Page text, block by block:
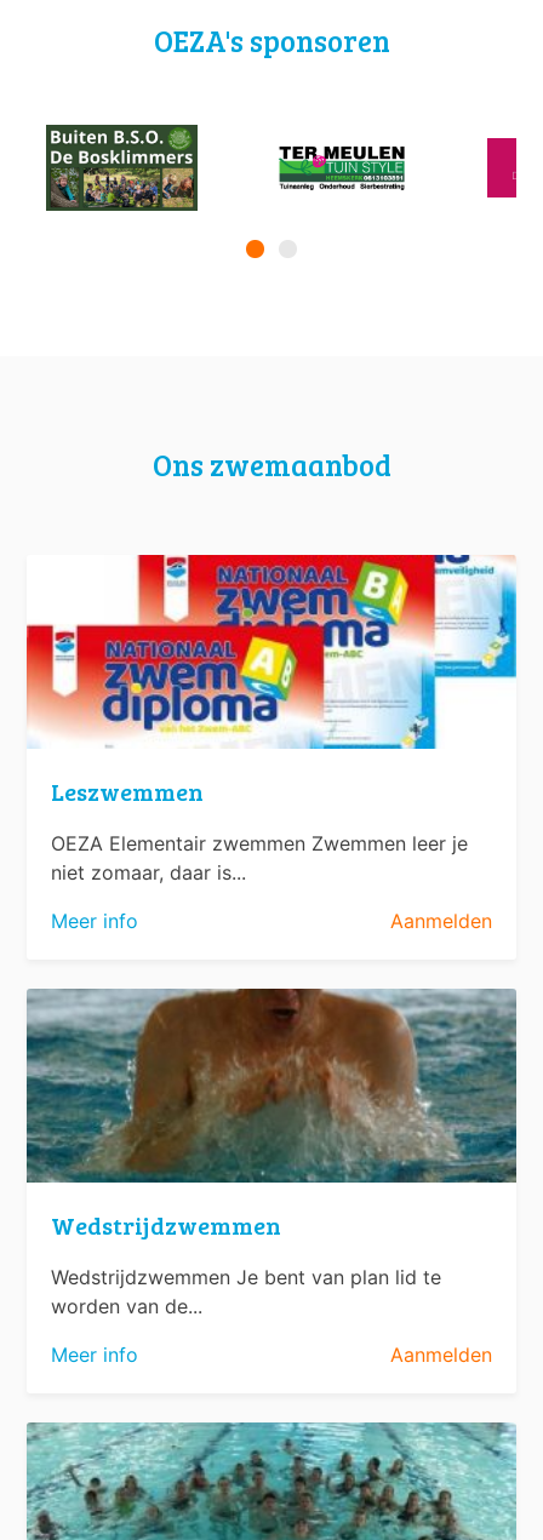
OEZA's sponsoren
Ons zwemaanbod
Leszwemmen
OEZA Elementair zwemmen Zwemmen leer je
niet zomaar, daar is...
Meer info
Aanmelden
Wedstrijdzwemmen
Wedstrijdzwemmen Je bent van plan lid te
worden van de...
Meer info
Aanmelden